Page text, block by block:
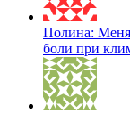
Полина:
боли при